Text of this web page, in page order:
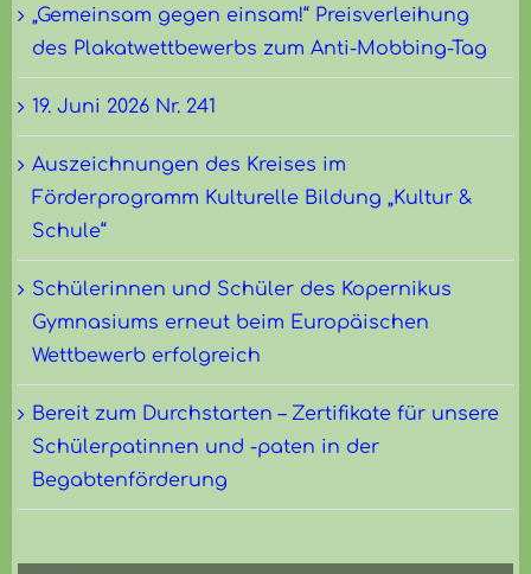
„Gemeinsam gegen einsam!“ Preisverleihung
des Plakatwettbewerbs zum Anti-Mobbing-Tag
19. Juni 2026 Nr. 241
Auszeichnungen des Kreises im
Förderprogramm Kulturelle Bildung „Kultur &
Schule“
Schülerinnen und Schüler des Kopernikus
Gymnasiums erneut beim Europäischen
Wettbewerb erfolgreich
Bereit zum Durchstarten – Zertifikate für unsere
Schülerpatinnen und -paten in der
Begabtenförderung